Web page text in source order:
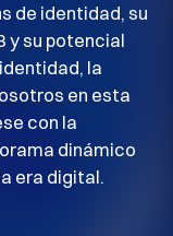
de identidad, su
y su potencial
la
en esta
con la
dinámico
era digital.